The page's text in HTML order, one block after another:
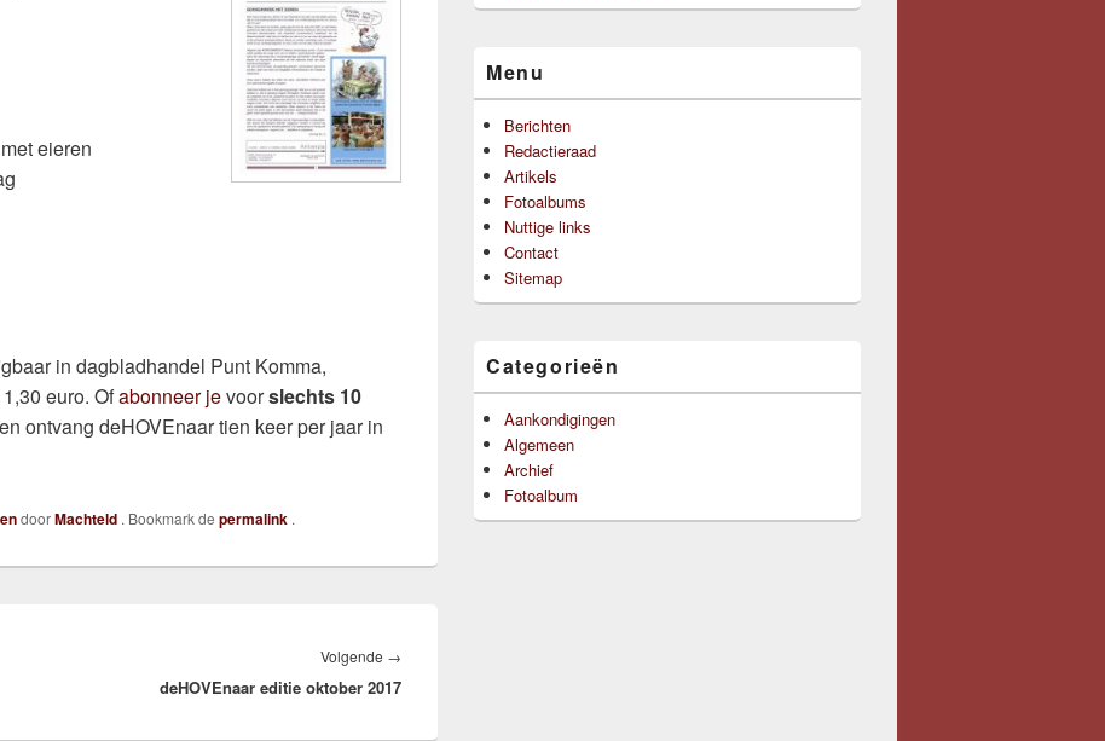
eieren
in dagbladhandel Punt Komma,
euro. Ofabonneer jevoorslechts 10
ontvang deHOVEnaar tien keer per jaar in
doorMachteld . Bookmark de permalink .
Volgende →
bericht:
deHOVEnaar editie oktober 2017
Menu
Berichten
Redactieraad
Artikels
Fotoalbums
Nuttige links
Contact
Sitemap
Categorieën
Aankondigingen
Algemeen
Archief
Fotoalbum